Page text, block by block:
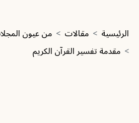
مسار التنقل
الرئيسية مقالات
من عيون
مقدمة تفسير القرآن الكريم